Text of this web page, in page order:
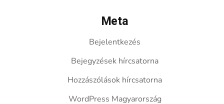
Meta
Bejelentkezés
Bejegyzések hírcsatorna
Hozzászólások hírcsatorna
WordPress Magyarország